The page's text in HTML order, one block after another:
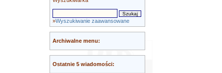
»Wyszukiwanie zaawansowane
Archiwalne menu:
Ostatnie 5 wiadomości: